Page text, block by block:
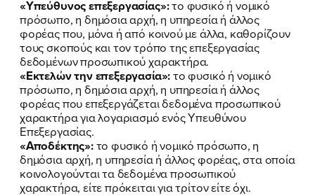
«Υπεύθυνος επεξεργασίας»:το φυσικό ή νομικό
πρόσωπο, η δημόσια αρχή, η υπηρεσία ή άλλος
φορέας που, μόνα ή από κοινού με άλλα, καθορίζουν
τους σκοπούς και τον τρόπο της επεξεργασίας
δεδομένων προσωπικού χαρακτήρα.
«Εκτελών την επεξεργασία»:το φυσικό ή νομικό
πρόσωπο, η δημόσια αρχή, η υπηρεσία ή άλλος
φορέας που επεξεργάζεται δεδομένα προσωπικού
χαρακτήρα για λογαριασμό ενός Υπευθύνου
Επεξεργασίας.
«Αποδέκτης»:το φυσικό ή νομικό πρόσωπο, η
δημόσια αρχή, η υπηρεσία ή άλλος φορέας, στα οποία
κοινολογούνται τα δεδομένα προσωπικού
χαρακτήρα, είτε πρόκειται για τρίτον είτε όχι.